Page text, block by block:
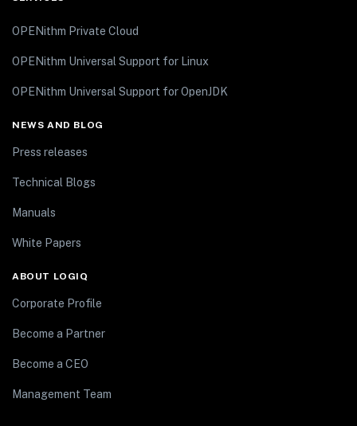
OPENithm Private Cloud
OPENithm Universal Support for Linux
OPENithm Universal Support for OpenJDK
NEWS AND BLOG
Press releases
Technical Blogs
Manuals
White Papers
ABOUT LOGIQ
Corporate Profile
Become a Partner
Become a CEO
Management Team